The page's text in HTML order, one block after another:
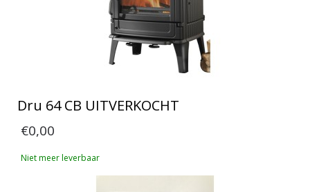
Dru 64 CB UITVERKOCHT
€0,00
Niet meer leverbaar